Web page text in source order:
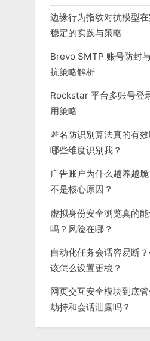
边缘行为指纹对抗模型
稳定的实践与策略
Brevo SMTP 账号防封
抗策略解析
Rockstar 平台多账号登
用策略
匿名防识别算法真的有
哪些维度识别我？
广告账户为什么越养越
不是核心原因？
虚拟身份安全浏览真的
吗？风险在哪？
自动化任务会话容易断
该怎么设置更稳？
网页交互安全模块到底
劫持和会话泄露吗？